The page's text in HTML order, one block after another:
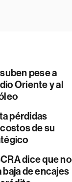
pese a
Oriente y al
pérdidas
de su
dice que no
de encajes